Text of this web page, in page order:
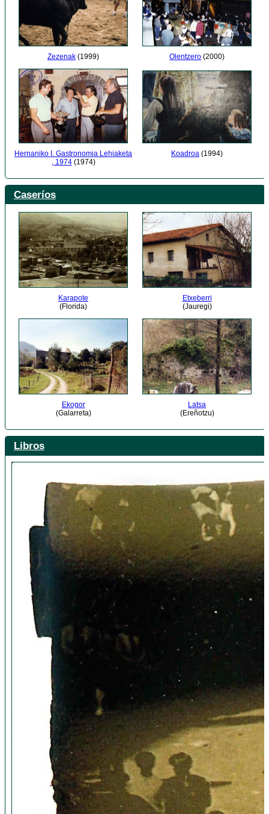
Zezenak (1999) Olentzero (2000)
Hernaniko I. Gastronomia Lehiaketa
, 1974(1974)
Koadroa (1994)
Caseríos
Karapote
(Florida)
Etxeberri
(Jauregi)
Ekogor
(Galarreta)
Latsa
(Ereñotzu)
Libros